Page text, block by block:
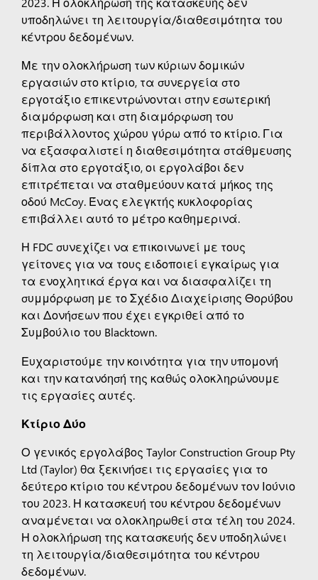
υποδηλώνει τη λειτουργία/διαθεσιμότητα του
κέντρου δεδομένων.
Με την ολοκλήρωση των κύριων δομικών
εργασιών στο κτίριο, τα συνεργεία στο
εργοτάξιο επικεντρώνονται στην εσωτερική
διαμόρφωση και στη διαμόρφωση του
περιβάλλοντος χώρου γύρω από το κτίριο. Για
να εξασφαλιστεί η διαθεσιμότητα στάθμευσης
δίπλα στο εργοτάξιο, οι εργολάβοι δεν
επιτρέπεται να σταθμεύουν κατά μήκος της
οδού McCoy. Ένας ελεγκτής κυκλοφορίας
επιβάλλει αυτό το μέτρο καθημερινά.
Η FDC συνεχίζει να επικοινωνεί με τους
γείτονες για να τους ειδοποιεί εγκαίρως για
τα ενοχλητικά έργα και να διασφαλίζει τη
συμμόρφωση με το Σχέδιο Διαχείρισης Θορύβου
και Δονήσεων που έχει εγκριθεί από το
Συμβούλιο του Blacktown.
Ευχαριστούμε την κοινότητα για την υπομονή
και την κατανόησή της καθώς ολοκληρώνουμε
τις εργασίες αυτές.
Κτίριο Δύο
Ο γενικός εργολάβος Taylor Construction Group Pty
Ltd (Taylor) θα ξεκινήσει τις εργασίες για το
δεύτερο κτίριο του κέντρου δεδομένων τον Ιούνιο
του 2023. Η κατασκευή του κέντρου δεδομένων
αναμένεται να ολοκληρωθεί στα τέλη του 2024.
Η ολοκλήρωση της κατασκευής δεν υποδηλώνει
τη λειτουργία/διαθεσιμότητα του κέντρου
δεδομένων.